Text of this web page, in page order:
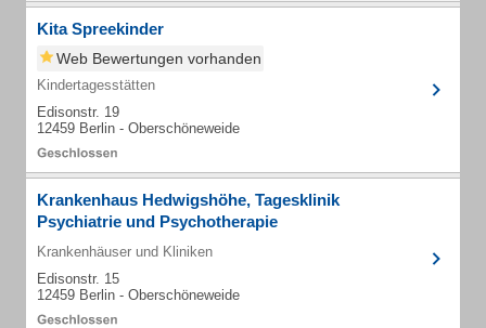
Kita Spreekinder
Web Bewertungen vorhanden
Kindertagesstätten
Edisonstr. 19
12459 Berlin - Oberschöneweide
Krankenhaus Hedwigshöhe, Tagesklinik
Psychiatrie und Psychotherapie
Krankenhäuser und Kliniken
Edisonstr. 15
12459 Berlin - Oberschöneweide